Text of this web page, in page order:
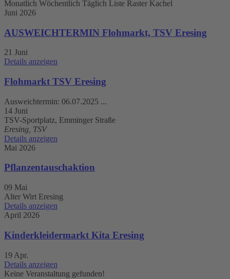
Monatlich Wöchentlich Täglich Liste Raster Kachel
Juni 2026
AUSWEICHTERMIN Flohmarkt, TSV Eresing
21 Juni
Details anzeigen
Flohmarkt TSV Eresing
Ausweichtermin: 06.07.2025 ...
14 Juni
TSV-Sportplatz, Emminger Straße
Eresing, TSV
Details anzeigen
Mai 2026
Pflanzentauschaktion
09 Mai
Alter Wirt Eresing
Details anzeigen
April 2026
Kinderkleidermarkt Kita Eresing
19 Apr.
Details anzeigen
Keine Veranstaltung gefunden!